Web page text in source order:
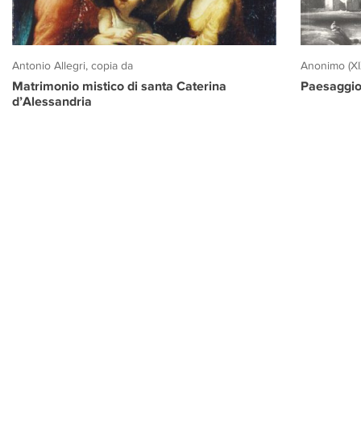
Antonio Allegri, copia da
Matrimonio mistico di santa Caterina
d’Alessandria
Anonimo